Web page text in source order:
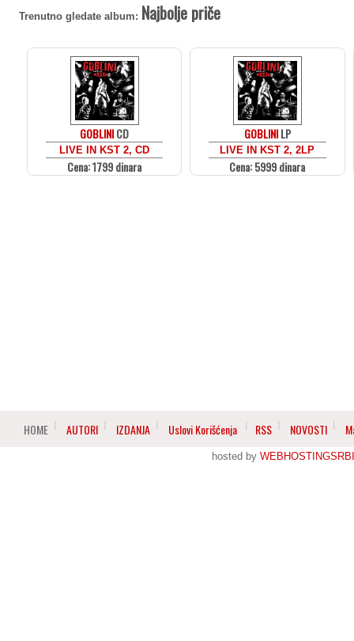
Trenutno gledate album: Najbolje priče
GOBLINICD
LIVE IN KST 2, CD
Cena: 1799 dinara
GOBLINILP
LIVE IN KST 2, 2LP
Cena: 5999 dinara
HOME AUTORI IZDANJA Uslovi Korišćenja RSS NOVOSTI
hosted by